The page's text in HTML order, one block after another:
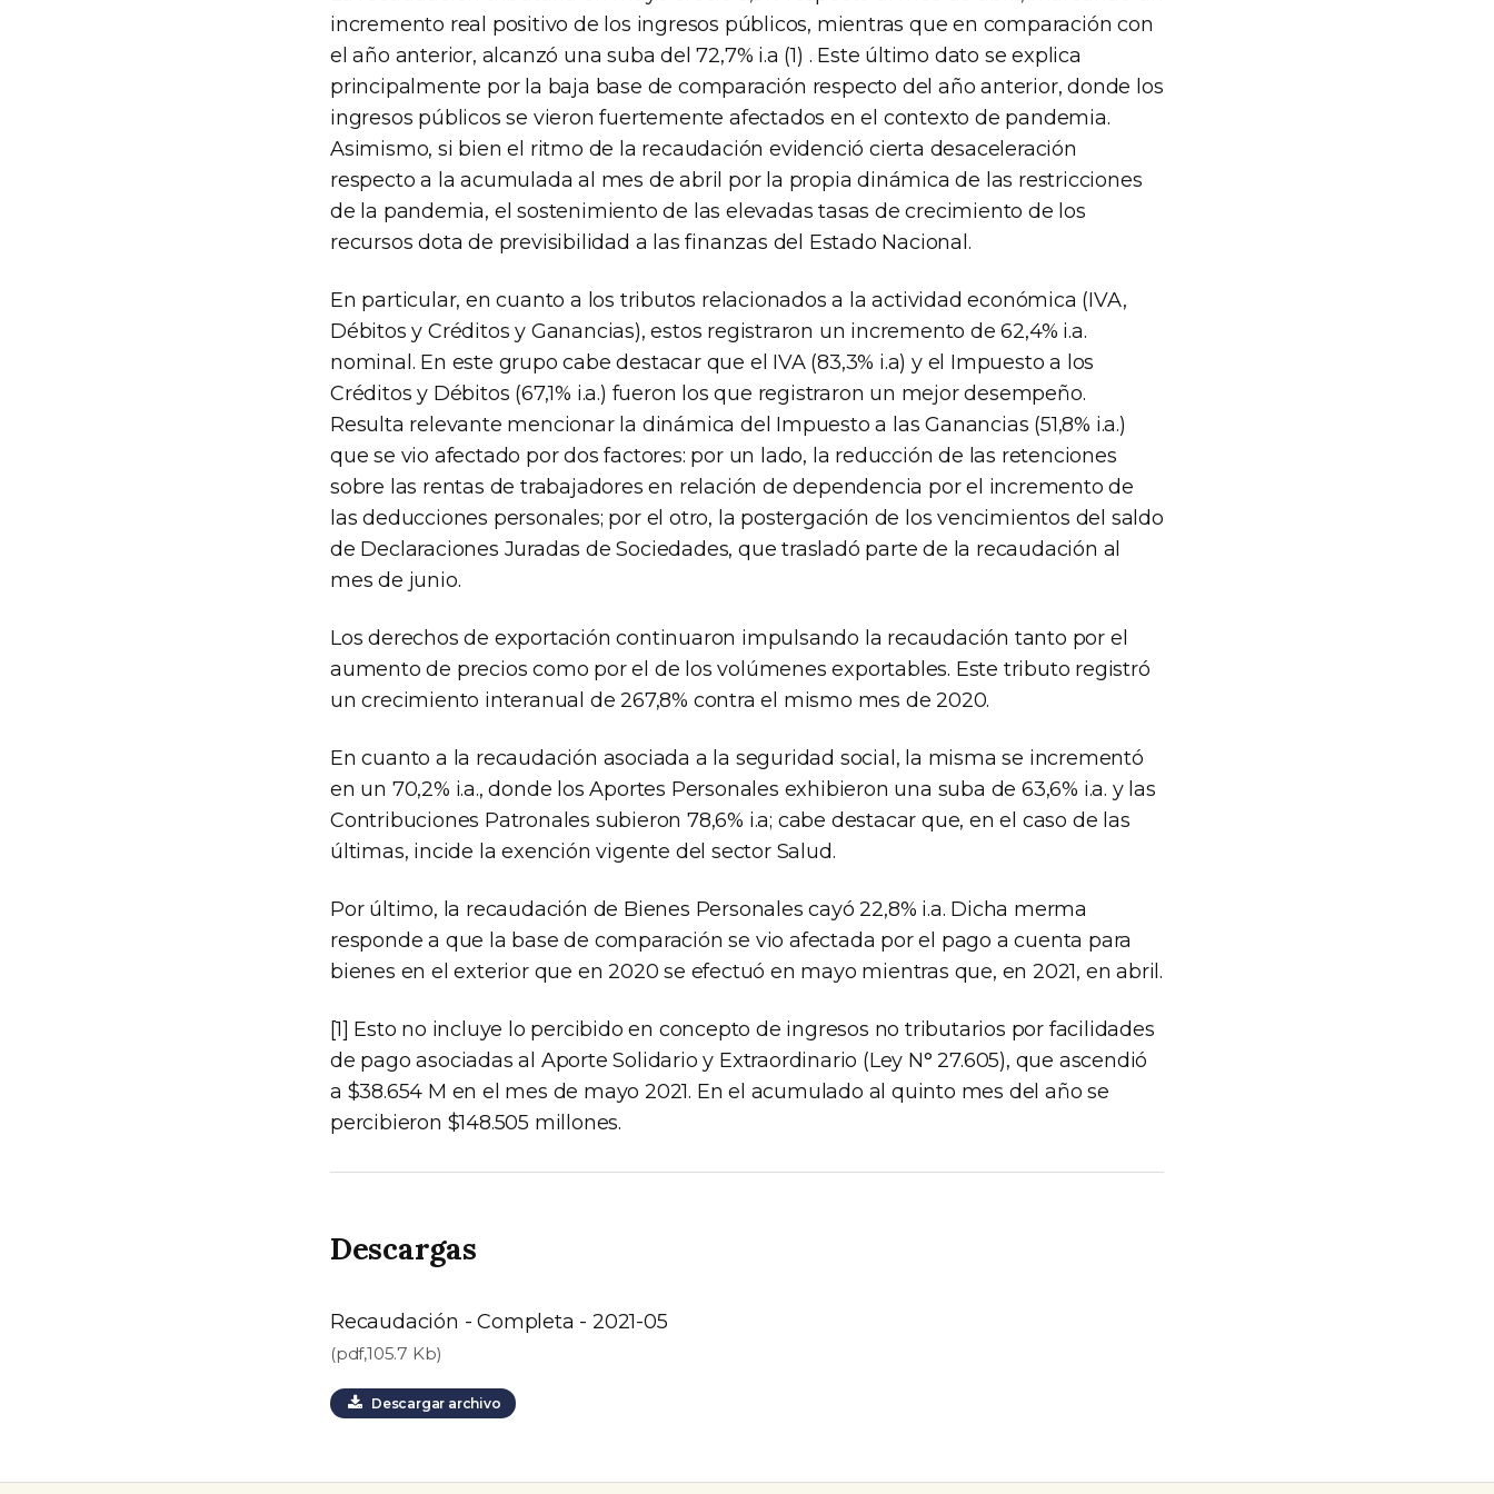
incremento real positivo de los ingresos públicos, mientras que en comparación con
el año anterior, alcanzó una suba del 72,7% i.a (1) . Este último dato se explica
principalmente por la baja base de comparación respecto del año anterior, donde los
ingresos públicos se vieron fuertemente afectados en el contexto de pandemia.
Asimismo, si bien el ritmo de la recaudación evidenció cierta desaceleración
respecto a la acumulada al mes de abril por la propia dinámica de las restricciones
de la pandemia, el sostenimiento de las elevadas tasas de crecimiento de los
recursos dota de previsibilidad a las finanzas del Estado Nacional.
En particular, en cuanto a los tributos relacionados a la actividad económica (IVA,
Débitos y Créditos y Ganancias), estos registraron un incremento de 62,4% i.a.
nominal. En este grupo cabe destacar que el IVA (83,3% i.a) y el Impuesto a los
Créditos y Débitos (67,1% i.a.) fueron los que registraron un mejor desempeño.
Resulta relevante mencionar la dinámica del Impuesto a las Ganancias (51,8% i.a.)
que se vio afectado por dos factores: por un lado, la reducción de las retenciones
sobre las rentas de trabajadores en relación de dependencia por el incremento de
las deducciones personales; por el otro, la postergación de los vencimientos del saldo
de Declaraciones Juradas de Sociedades, que trasladó parte de la recaudación al
mes de junio.
Los derechos de exportación continuaron impulsando la recaudación tanto por el
aumento de precios como por el de los volúmenes exportables. Este tributo registró
un crecimiento interanual de 267,8% contra el mismo mes de 2020.
En cuanto a la recaudación asociada a la seguridad social, la misma se incrementó
en un 70,2% i.a., donde los Aportes Personales exhibieron una suba de 63,6% i.a. y las
Contribuciones Patronales subieron 78,6% i.a; cabe destacar que, en el caso de las
últimas, incide la exención vigente del sector Salud.
Por último, la recaudación de Bienes Personales cayó 22,8% i.a. Dicha merma
responde a que la base de comparación se vio afectada por el pago a cuenta para
bienes en el exterior que en 2020 se efectuó en mayo mientras que, en 2021, en abril.
[1] Esto no incluye lo percibido en concepto de ingresos no tributarios por facilidades
de pago asociadas al Aporte Solidario y Extraordinario (Ley N° 27.605), que ascendió
a $38.654 M en el mes de mayo 2021. En el acumulado al quinto mes del año se
percibieron $148.505 millones.
Descargas
Recaudación - Completa - 2021-05
(pdf,105.7 Kb)
Descargar archivo